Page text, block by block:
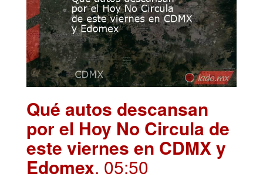
Qué autos descansan
por el Hoy No Circula de
este viernes en CDMX y
Edomex. 05:50